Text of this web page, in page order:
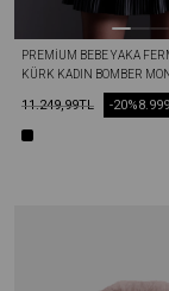
PREMIUM BEBE YAKA
KÜRK KADIN BOMBER
11.249,99TL -20%